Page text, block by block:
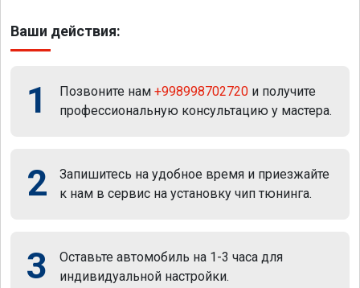
Ваши действия:
1 Позвоните нам +998998702720 и получите
профессиональную консультацию у мастера.
2
Запишитесь на удобное время и приезжайте
к нам в сервис на установку чип тюнинга.
3
Оставьте автомобиль на 1-3 часа для
индивидуальной настройки.